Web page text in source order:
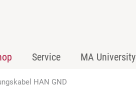
Service MA University
HAN GND